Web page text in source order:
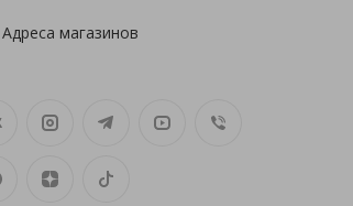
Адреса магазинов